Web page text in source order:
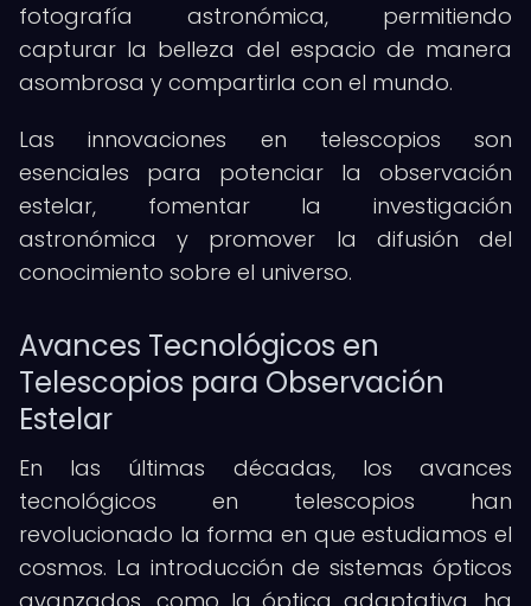
fotografía astronómica, permitiendo
capturar la belleza del espacio de manera
asombrosa y compartirla con el mundo.
Las innovaciones en telescopios son
esenciales para potenciar la observación
estelar, fomentar la investigación
astronómica y promover la difusión del
conocimiento sobre el universo.
Avances Tecnológicos en
Telescopios para Observación
Estelar
En las últimas décadas, los avances
tecnológicos en telescopios han
revolucionado la forma en que estudiamos el
cosmos. La introducción de sistemas ópticos